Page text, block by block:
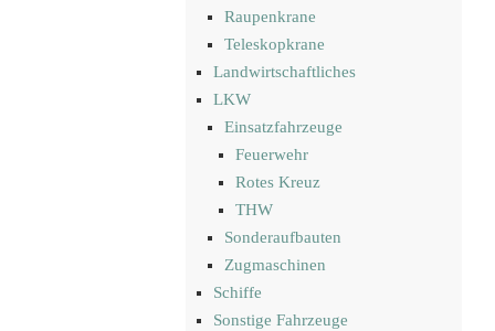
Raupenkrane
Teleskopkrane
Landwirtschaftliches
LKW
Einsatzfahrzeuge
Feuerwehr
Rotes Kreuz
THW
Sonderaufbauten
Zugmaschinen
Schiffe
Sonstige Fahrzeuge